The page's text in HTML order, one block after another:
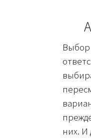
Выбор
них. И